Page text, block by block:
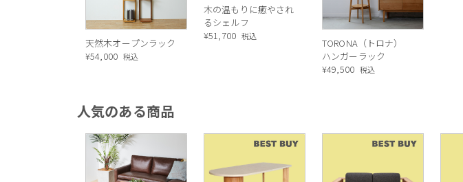
天然木オープンラック
¥54,000 税込
木の温もりに癒やされ
るシェルフ
¥51,700 税込
TORONA（トロナ）
ハンガーラック
¥49,500 税込
人気のある商品